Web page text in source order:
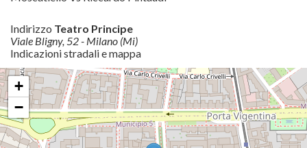
Indirizzo Teatro Principe
Viale Bligny, 52 - Milano (Mi)
Indicazioni stradali e mappa
+
−